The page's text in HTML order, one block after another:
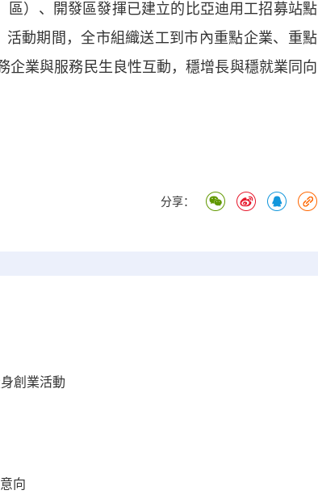
）、開發區發揮已建立的比亞迪用工招募站點
動期間，全市組織送工到市內重點企業、重點
企業與服務民生良性互動，穩增長與穩就業同向
分享：
創業活動
向